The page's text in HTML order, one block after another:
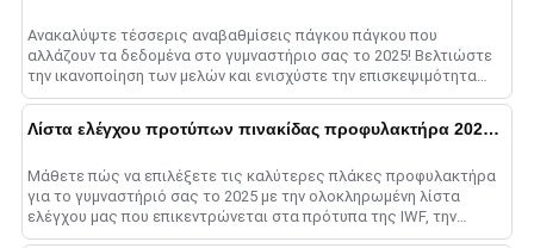
Ανακαλύψτε τέσσερις αναβαθμίσεις πάγκου πάγκου που
αλλάζουν τα δεδομένα στο γυμναστήριο σας το 2025! Βελτιώστε
την ικανοποίηση των μελών και ενισχύστε την επισκεψιμότητα
του γυμναστηρίου επενδύοντας σε έξυπνους πάγκους, high-
Λίστα ελέγχου προτύπων πινακίδας προφυλακτήρα 2025: Συμβουλές ποιότητας
Μάθετε πώς να επιλέξετε τις καλύτερες πλάκες προφυλακτήρα
για το γυμναστήριό σας το 2025 με την ολοκληρωμένη λίστα
ελέγχου μας που επικεντρώνεται στα πρότυπα της IWF, την
ποιότητα του υλικού, τις βαθμολογίες αναπήδησης, ένα......